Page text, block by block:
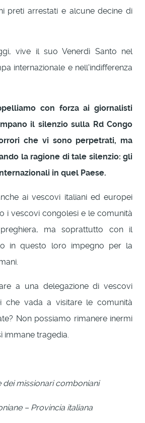
preti arrestati e alcune decine di
vive il suo Venerdì Santo nel
internazionale e nell'indifferenza
con forza ai giornalisti
il silenzio sulla Rd Congo
che vi sono perpetrati, ma
la ragione di tale silenzio: gli
in quel Paese.
ai vescovi italiani ed europei
i vescovi congolesi e le comunità
ma soprattutto con il
in questo loro impegno per la
a una delegazione di vescovi
che vada a visitare le comunità
Non possiamo rimanere inermi
immane tragedia.
dei missionari comboniani
– Provincia italiana